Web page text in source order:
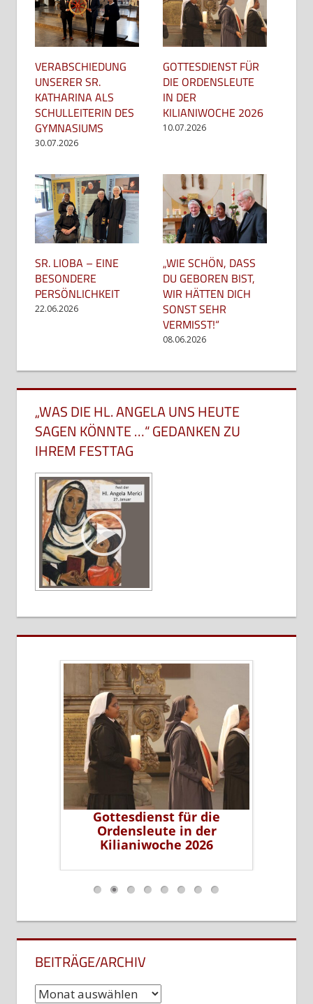
VERABSCHIEDUNG
UNSERER SR.
KATHARINA ALS
SCHULLEITERIN DES
GYMNASIUMS
30.07.2026
GOTTESDIENST FÜR
DIE ORDENSLEUTE
IN DER
KILIANIWOCHE 2026
10.07.2026
SR. LIOBA – EINE
BESONDERE
PERSÖNLICHKEIT
22.06.2026
„WIE SCHÖN, DASS
DU GEBOREN BIST,
WIR HÄTTEN DICH
SONST SEHR
VERMISST!“
08.06.2026
„WAS DIE HL. ANGELA UNS HEUTE
SAGEN KÖNNTE …“ GEDANKEN ZU
IHREM FESTTAG
Gottesdienst für die
Ordensleute in der
Kilianiwoche 2026
…
BEITRÄGE/ARCHIV
Beiträge/Archiv